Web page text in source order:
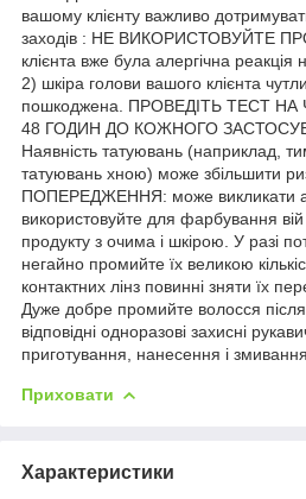
вашому клієнту важливо
заходів : НЕ ВИКОРИСТОВУЙТЕ
клієнта вже була алергічна
2) шкіра голови вашого клієнта
пошкоджена. ПРОВЕДІТЬ ТЕСТ НА
48 ГОДИН ДО КОЖНОГО
Наявність татуювань (наприклад,
татуювань хною) може збільшити
ПОПЕРЕДЖЕННЯ: може викликати
використовуйте для фарбування вій
продукту з очима і шкірою. У разі
негайно промийте їх великою
контактних лінз повинні зняти їх
Дуже добре промийте волосся
відповідні одноразові захисні
приготування, нанесення і
Приховати
Характеристики